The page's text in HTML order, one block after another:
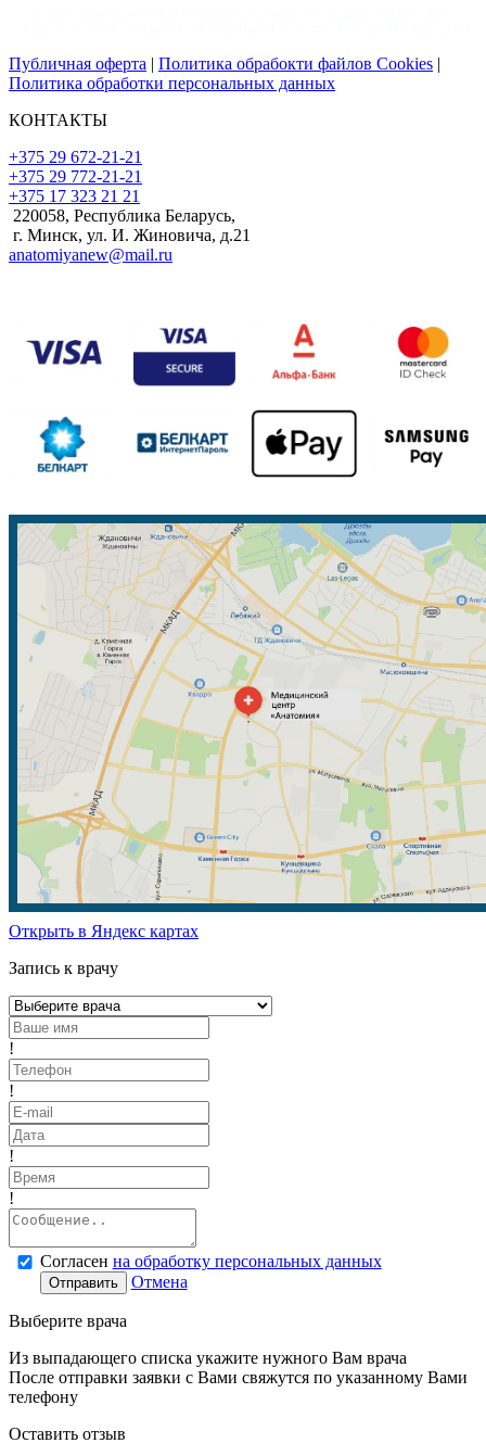
Публичная оферта | Политика обрабокти файлов Cookies |
Политика обработки персональных данных
КОНТАКТЫ
+375 29 672-21-21
+375 29 772-21-21
+375 17 323 21 21
220058, Республика Беларусь,
г. Минск, ул. И. Жиновича, д.21
anatomiyanew@mail.ru
Открыть в Яндекс картах
Запись к врачу
!
!
!
!
Согласен на обработку персональных данных
Отправить Отмена
Выберите врача
Из выпадающего списка укажите нужного Вам врача
После отправки заявки с Вами свяжутся по указанному Вами
телефону
Оставить отзыв